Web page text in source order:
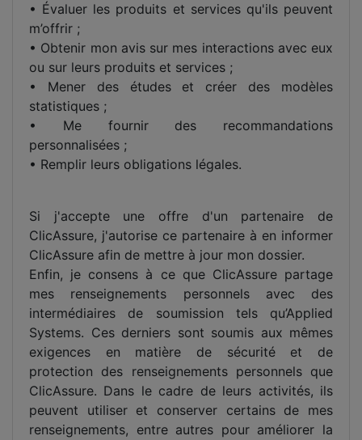
• Évaluer les produits et services qu'ils peuvent
m’offrir ;
• Obtenir mon avis sur mes interactions avec eux
ou sur leurs produits et services ;
• Mener des études et créer des modèles
statistiques ;
• Me fournir des recommandations
personnalisées ;
• Remplir leurs obligations légales.
Si j'accepte une offre d'un partenaire de
ClicAssure, j'autorise ce partenaire à en informer
ClicAssure afin de mettre à jour mon dossier.
Enfin, je consens à ce que ClicAssure partage
mes renseignements personnels avec des
intermédiaires de soumission tels qu’Applied
Systems. Ces derniers sont soumis aux mêmes
exigences en matière de sécurité et de
protection des renseignements personnels que
ClicAssure. Dans le cadre de leurs activités, ils
peuvent utiliser et conserver certains de mes
renseignements, entre autres pour améliorer la